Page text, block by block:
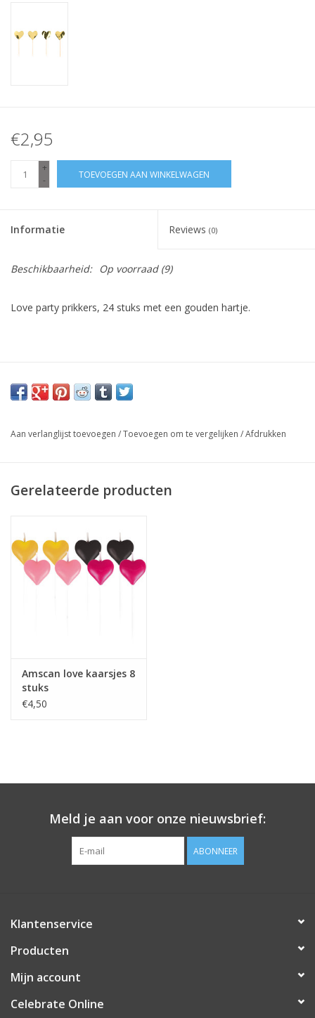
€2,95
+
-
TOEVOEGEN AAN WINKELWAGEN
Informatie Reviews (0)
Beschikbaarheid: Op voorraad(9)
Love party prikkers, 24 stuks met een gouden hartje.
Aan verlanglijst toevoegen /Toevoegen om te vergelijken /Afdrukken
Gerelateerde producten
Amscan love kaarsjes 8
stuks
€4,50
Meld je aan voor onze nieuwsbrief:
ABONNEER
Klantenservice
Producten
Mijn account
Celebrate Online